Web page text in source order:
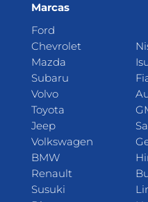
Marcas
Ford
Chevrolet
Mazda
Subaru
Volvo
Toyota
Jeep
Volkswagen
BMW
Renault
Susuki